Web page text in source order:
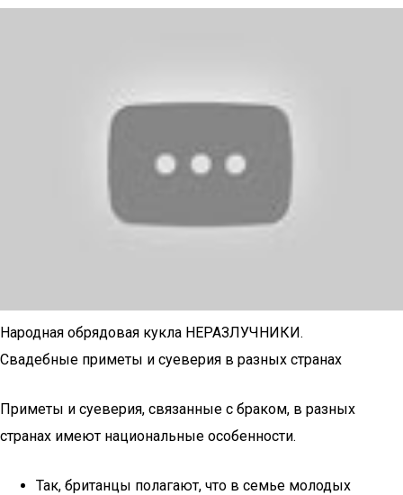
Народная обрядовая кукла НЕРАЗЛУЧНИКИ.
Свадебные приметы и суеверия в разных странах
Приметы и суеверия, связанные с браком, в разных
странах имеют национальные особенности.
Так, британцы полагают, что в семье молодых